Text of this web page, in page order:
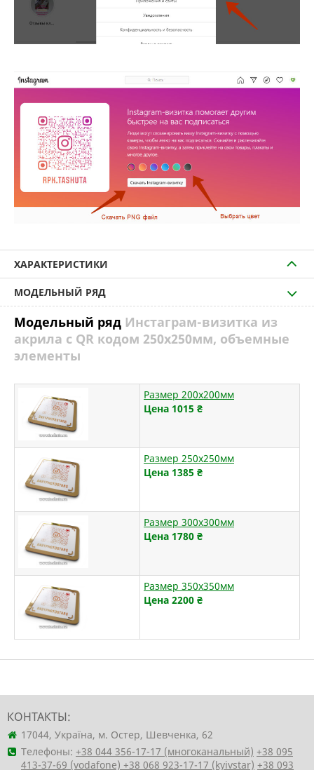
ХАРАКТЕРИСТИКИ
МОДЕЛЬНЫЙ РЯД
Модельный ряд Инстаграм-визитка из
акрила с QR кодом 250х250мм, объемные
элементы
Размер 200х200мм
Цена 1015 ₴
Размер 250х250мм
Цена 1385 ₴
Размер 300х300мм
Цена 1780 ₴
Размер 350х350мм
Цена 2200 ₴
КОНТАКТЫ:
17044, Україна, м. Остер, Шевченка, 62
Телефоны: +38 044 356-17-17 (многоканальный) +38 095
413-37-69 (vodafone) +38 068 923-17-17 (kyivstar) +38 093